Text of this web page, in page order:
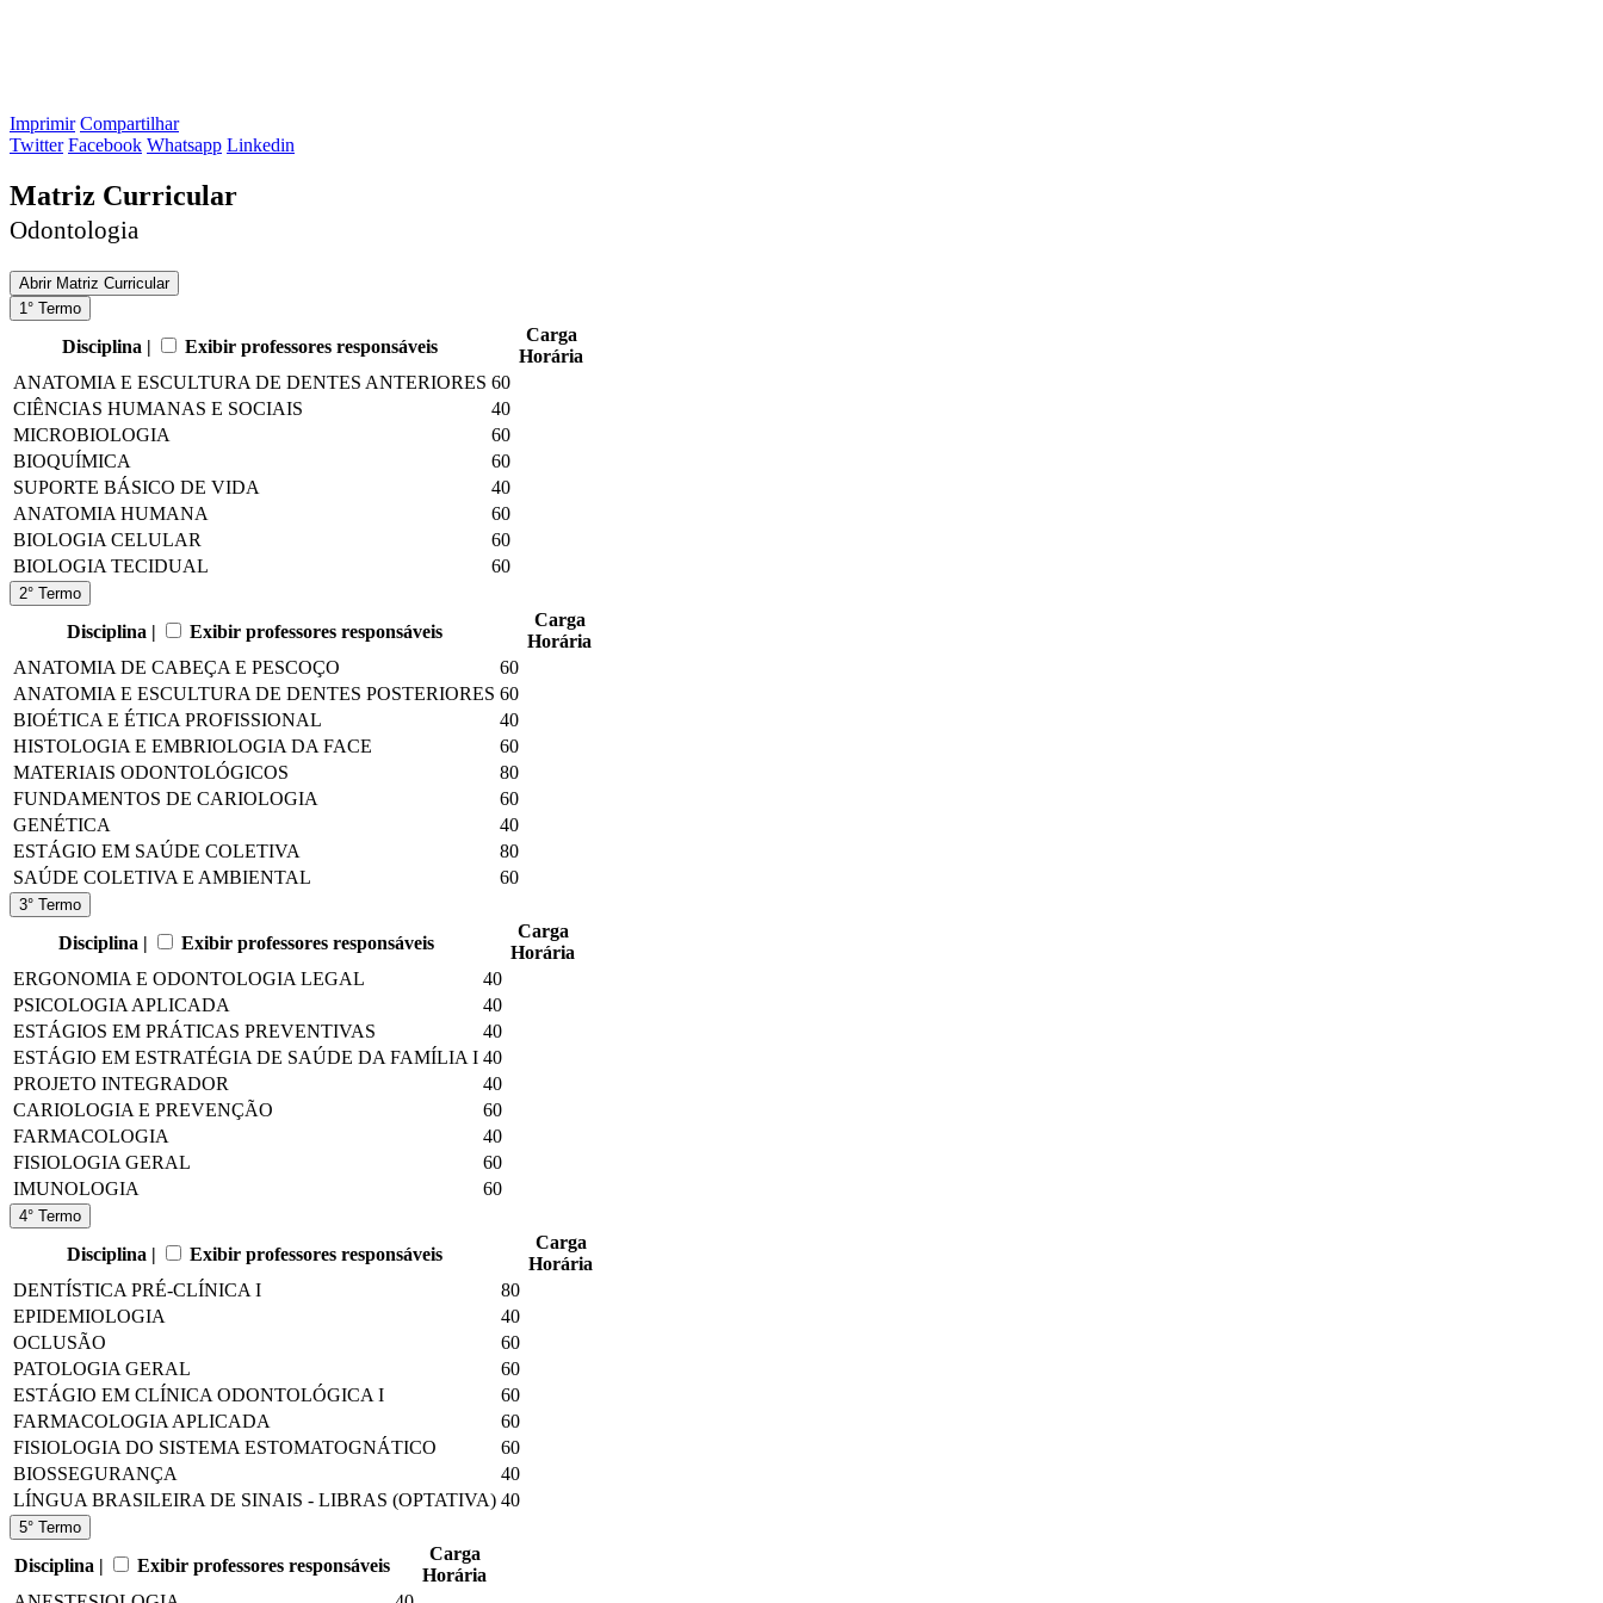
Imprimir Compartilhar
Twitter Facebook Whatsapp Linkedin
Matriz Curricular
Odontologia
AbrirMatriz Curricular
1° Termo
Disciplina | Exibir professores responsáveis
Carga
Horária
ANATOMIA E ESCULTURA DE DENTES ANTERIORES 60
CIÊNCIAS HUMANAS E SOCIAIS
40
MICROBIOLOGIA
60
BIOQUÍMICA
60
SUPORTE BÁSICO DE VIDA
40
ANATOMIA HUMANA
60
BIOLOGIA CELULAR
60
BIOLOGIA TECIDUAL
60
2° Termo
Disciplina | Exibir professores responsáveis
Carga
Horária
ANATOMIA DE CABEÇA E PESCOÇO
60
ANATOMIA E ESCULTURA DE DENTES POSTERIORES 60
BIOÉTICA E ÉTICA PROFISSIONAL
40
HISTOLOGIA E EMBRIOLOGIA DA FACE
60
MATERIAIS ODONTOLÓGICOS
80
FUNDAMENTOS DE CARIOLOGIA
60
GENÉTICA
40
ESTÁGIO EM SAÚDE COLETIVA
80
SAÚDE COLETIVA E AMBIENTAL
60
3° Termo
Disciplina | Exibir professores responsáveis
Carga
Horária
ERGONOMIA E ODONTOLOGIA LEGAL
40
PSICOLOGIA APLICADA
40
ESTÁGIOS EM PRÁTICAS PREVENTIVAS
40
ESTÁGIO EM ESTRATÉGIA DE SAÚDE DA FAMÍLIA I 40
PROJETO INTEGRADOR
40
CARIOLOGIA E PREVENÇÃO
60
FARMACOLOGIA
40
FISIOLOGIA GERAL
60
IMUNOLOGIA
60
4° Termo
Disciplina | Exibir professores responsáveis
Carga
Horária
DENTÍSTICA PRÉ-CLÍNICA I
80
EPIDEMIOLOGIA
40
OCLUSÃO
60
PATOLOGIA GERAL
60
ESTÁGIO EM CLÍNICA ODONTOLÓGICA I
60
FARMACOLOGIA APLICADA
60
FISIOLOGIA DO SISTEMA ESTOMATOGNÁTICO
60
BIOSSEGURANÇA
40
LÍNGUA BRASILEIRA DE SINAIS - LIBRAS (OPTATIVA) 40
5° Termo
Disciplina | Exibir professores responsáveis
Carga
Horária